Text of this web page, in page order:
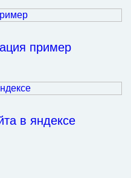
пример
в яндексе